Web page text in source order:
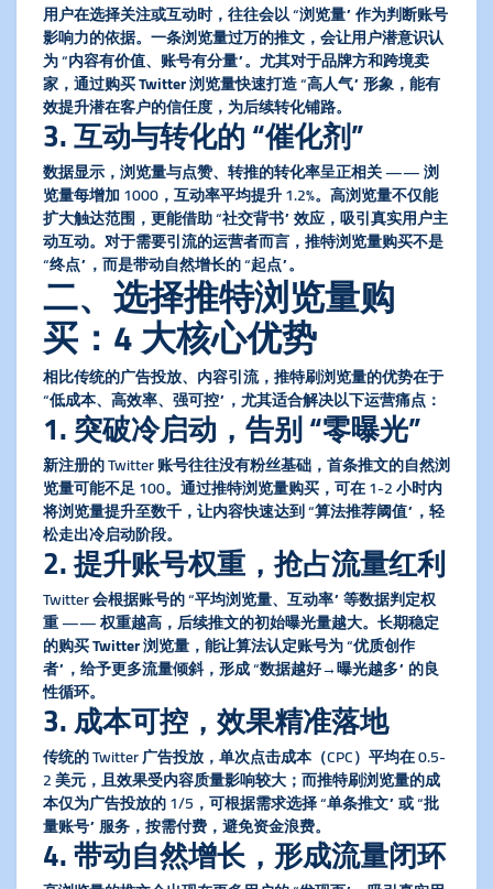
用户在选择关注或互动时，往往会以 “浏览量” 作为判断账号
影响力的依据。一条浏览量过万的推文，会让用户潜意识认
为 “内容有价值、账号有分量”。尤其对于品牌方和跨境卖
家，通过购买 Twitter 浏览量快速打造 “高人气” 形象，能有
效提升潜在客户的信任度，为后续转化铺路。
3. 互动与转化的 “催化剂”
数据显示，浏览量与点赞、转推的转化率呈正相关 —— 浏
览量每增加 1000，互动率平均提升 1.2%。高浏览量不仅能
扩大触达范围，更能借助 “社交背书” 效应，吸引真实用户主
动互动。对于需要引流的运营者而言，推特浏览量购买不是
“终点”，而是带动自然增长的 “起点”。
二、选择推特浏览量购
买：4 大核心优势
相比传统的广告投放、内容引流，推特刷浏览量的优势在于
“低成本、高效率、强可控”，尤其适合解决以下运营痛点：
1. 突破冷启动，告别 “零曝光”
新注册的 Twitter 账号往往没有粉丝基础，首条推文的自然浏
览量可能不足 100。通过推特浏览量购买 ，可在 1-2 小时内
将浏览量提升至数千，让内容快速达到 “算法推荐阈值”，轻
松走出冷启动阶段。
2. 提升账号权重，抢占流量红利
Twitter 会根据账号的 “平均浏览量、互动率” 等数据判定权
重 —— 权重越高，后续推文的初始曝光量越大。长期稳定
的购买 Twitter 浏览量 ，能让算法认定账号为 “优质创作
者”，给予更多流量倾斜，形成 “数据越好→曝光越多” 的良
性循环。
3. 成本可控，效果精准落地
传统的 Twitter 广告投放，单次点击成本（CPC）平均在 0.5-
2 美元，且效果受内容质量影响较大；而推特刷浏览量的成
本仅为广告投放的 1/5，可根据需求选择 “单条推文” 或 “批
量账号” 服务，按需付费，避免资金浪费。
4. 带动自然增长，形成流量闭环